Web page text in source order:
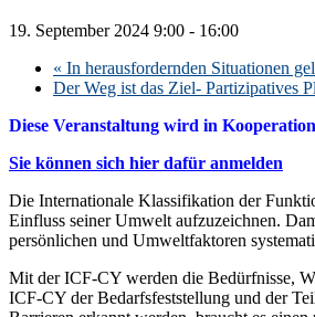
19. September 2024 9:00 - 16:00
« In herausfordernden Situationen
Der Weg ist das Ziel- Partizipatives
Diese Veranstaltung wird in
Sie können sich hier dafür anmelden
Die Internationale Klassifikation der
Einfluss seiner Umwelt aufzuzeichnen.
persönlichen und Umweltfaktoren
Mit der ICF-CY werden die Bedürfnisse,
ICF-CY der Bedarfsfeststellung und der